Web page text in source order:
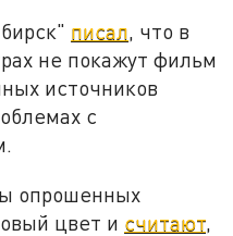
писал, что в
не покажут фильм
источников
с
опрошенных
цвет и считают